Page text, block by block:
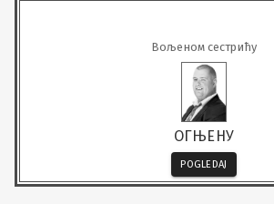
Вољеном сестрићу
ОГЊЕНУ
POGLEDAJ